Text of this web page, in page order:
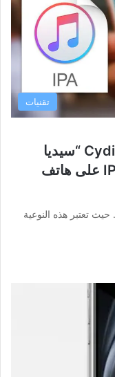
تقنيات
كيفية استعمال أداة Cydia Impactor “سيديا
امباكتر” لتثبيت أي تطبيق ملف IPA على هاتف
تأتي تطبيقات iOS بلاحقة في شكل ملف .ipa. حيث تعتبر هذه النوعية